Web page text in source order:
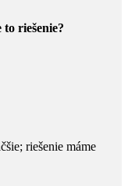
to riešenie?
riešenie máme